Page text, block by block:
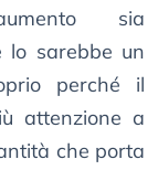
sia
lo sarebbe un
perché il
attenzione a
che porta